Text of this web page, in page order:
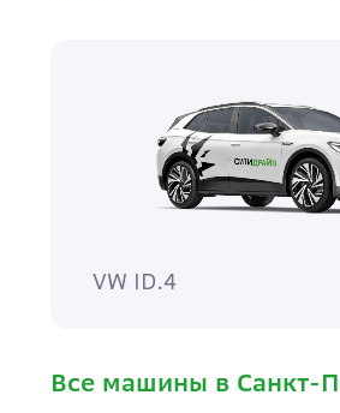
VW ID.4
Все машины в Санкт-